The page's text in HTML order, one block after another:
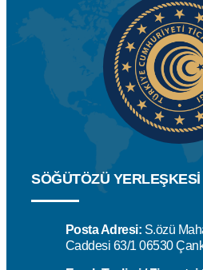
SÖĞÜTÖZÜ YERLEŞKESİ
Posta Adresi: S.özü
Caddesi 63/1 06530